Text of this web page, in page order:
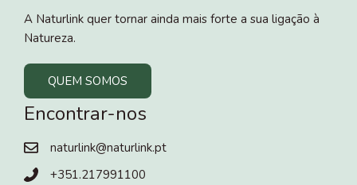
A Naturlink quer tornar ainda mais forte a sua ligação à
Natureza.
QUEM SOMOS
Encontrar-nos
naturlink@naturlink.pt
+351.217991100